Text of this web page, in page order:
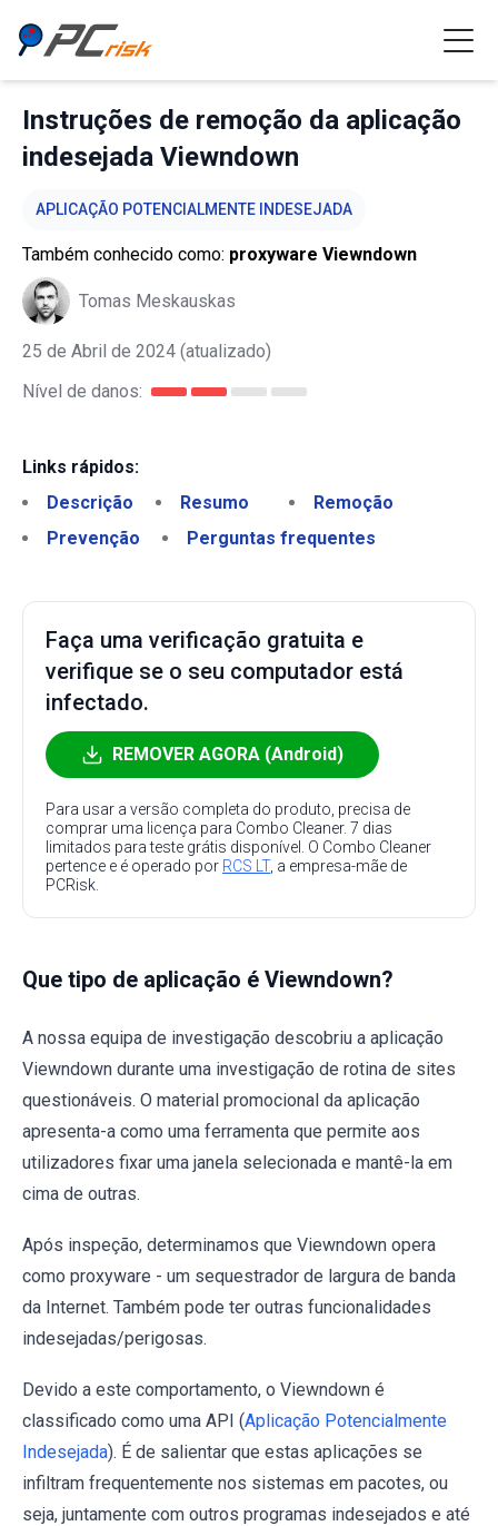
Instruções de remoção da aplicação
indesejada Viewndown
APLICAÇÃO POTENCIALMENTE INDESEJADA
Também conhecido como: proxyware Viewndown
Tomas Meskauskas
25 de Abril de 2024 (atualizado)
Nível de danos:
Links rápidos:
Descrição
Resumo
Remoção
Prevenção
Perguntas frequentes
Faça uma verificação gratuita e
verifique se o seu computador está
infectado.
REMOVER AGORA (Android)
Para usar a versão completa do produto, precisa de
comprar uma licença para Combo Cleaner. 7 dias
limitados para teste grátis disponível. O Combo Cleaner
pertence e é operado por RCS LT, a empresa-mãe de
PCRisk.
Que tipo de aplicação é Viewndown?
A nossa equipa de investigação descobriu a aplicação
Viewndown durante uma investigação de rotina de sites
questionáveis. O material promocional da aplicação
apresenta-a como uma ferramenta que permite aos
utilizadores fixar uma janela selecionada e mantê-la em
cima de outras.
Após inspeção, determinamos que Viewndown opera
como proxyware - um sequestrador de largura de banda
da Internet. Também pode ter outras funcionalidades
indesejadas/perigosas.
Devido a este comportamento, o Viewndown é
classificado como uma API (Aplicação Potencialmente
Indesejada). É de salientar que estas aplicações se
infiltram frequentemente nos sistemas em pacotes, ou
seja, juntamente com outros programas indesejados e até